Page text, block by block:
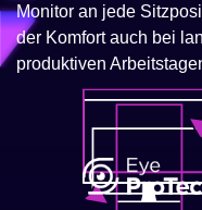
Monitor an jede
der Komfort auch bei
produktiven